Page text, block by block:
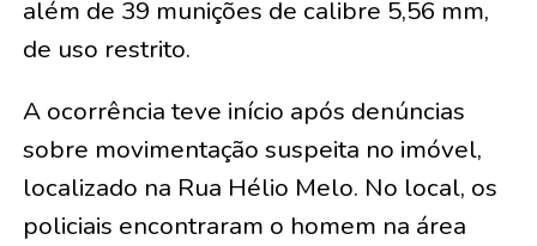
além de 39 munições de calibre 5,56 mm,
de uso restrito.
A ocorrência teve início após denúncias
sobre movimentação suspeita no imóvel,
localizado na Rua Hélio Melo. No local, os
policiais encontraram o homem na área